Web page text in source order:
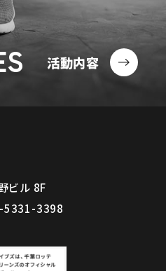
活動内容
ビル 8F
5331-3398